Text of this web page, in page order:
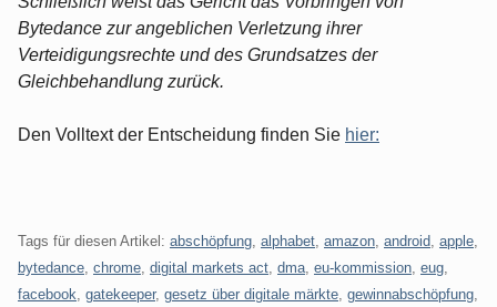
Bytedance zur angeblichen Verletzung ihrer
Verteidigungsrechte und des Grundsatzes der
Gleichbehandlung zurück.
Den Volltext der Entscheidung finden Sie hier:
Tags für diesen Artikel: abschöpfung alphabet amazon android apple
bytedance chrome digital markets act dma eu-kommission eug
facebook gatekeeper, gesetz über digitale märkte gewinnabschöpfung